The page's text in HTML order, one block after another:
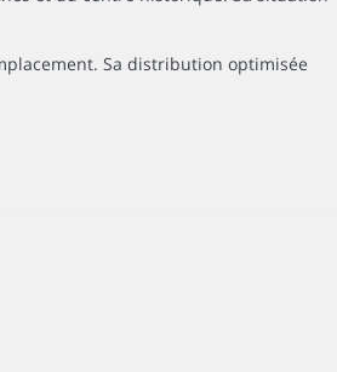
Sa distribution optimisée